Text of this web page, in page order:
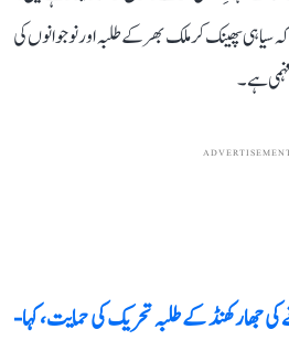
کہ سیاہی پھینک کر ملک بھر کے طلبہ اور نوجوانوں کی
فہمی ہے۔
جھارکھنڈ کے طلبہ تحریک کی حمایت، کہا-